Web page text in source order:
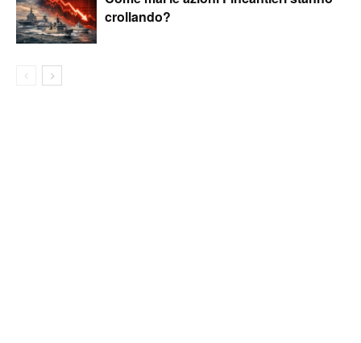
crollando?